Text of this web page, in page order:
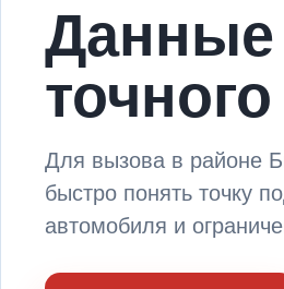
Данные
Для вызова в районе
быстро понять точку
автомобиля и